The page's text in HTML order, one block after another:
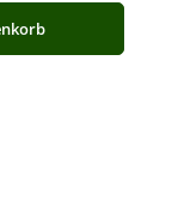
benutze die